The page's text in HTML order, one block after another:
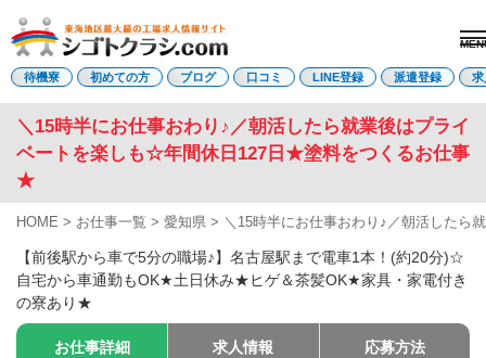
電話受付はこちら
トップページ
待機寮について
求人を探す
全ての求人
東海エリア
待機寮 初めての方 ブログ 口コミ LINE登録 派遣登録 求
＼15時半にお仕事おわり♪／朝活したら就業後はプライ
ベートを楽しも☆年間休日127日★塗料をつくるお仕事
★
HOME > お仕事一覧 > 愛知県 > ＼15時半にお仕事おわり♪／朝活した
【前後駅から車で5分の職場♪】名古屋駅まで電車1本！(約20分)☆
自宅から車通勤もOK★土日休み★ヒゲ＆茶髪OK★家具・家電付き
の寮あり★
お仕事詳細 求人情報 応募方法